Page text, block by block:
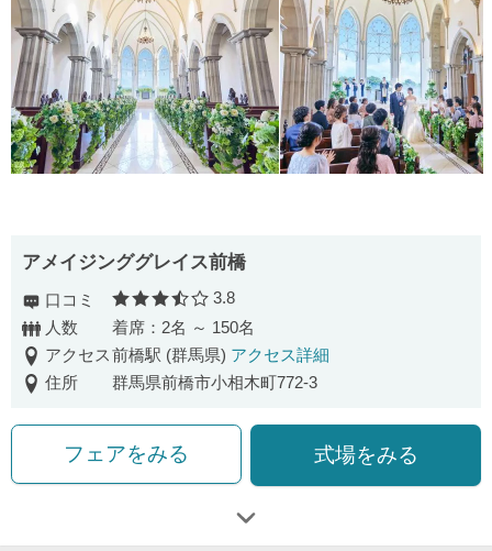
アメイジンググレイス前橋
口コミ 口コミ評価
3.8
人数
着席：2名 ～ 150名
アクセス前橋駅 (群馬県) アクセス詳細
住所
群馬県前橋市小相木町772-3
フェアをみる 式場をみる